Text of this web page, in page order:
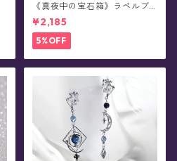
《真夜中の宝石箱》ラペルブ
ローチ(襟ブローチ)/チェーン
付きタックピン(全78種)
¥2,185
5%OFF